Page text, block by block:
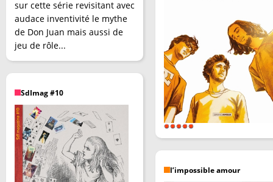
sur cette série revisitant avec
audace inventivité le mythe
de Don Juan mais aussi de
jeu de rôle...
SdImag #10
l’impossible amour